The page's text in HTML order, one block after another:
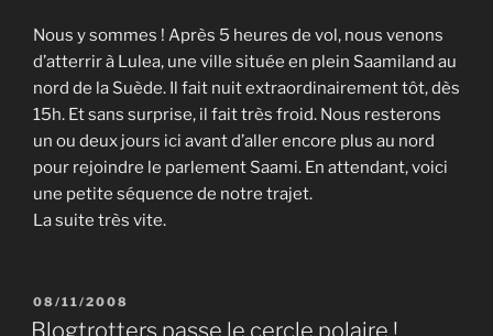
Nous y sommes ! Après 5 heures de vol, nous venons
d’atterrir à Lulea, une ville située en plein Saamiland au
nord de la Suède. Il fait nuit extraordinairement tôt, dès
15h. Et sans surprise, il fait très froid. Nous resterons
un ou deux jours ici avant d’aller encore plus au nord
pour rejoindre le parlement Saami. En attendant, voici
une petite séquence de notre trajet.
La suite très vite.
PUBLIÉ
LE
08/11/2008
Blogtrotters passe le cercle polaire !